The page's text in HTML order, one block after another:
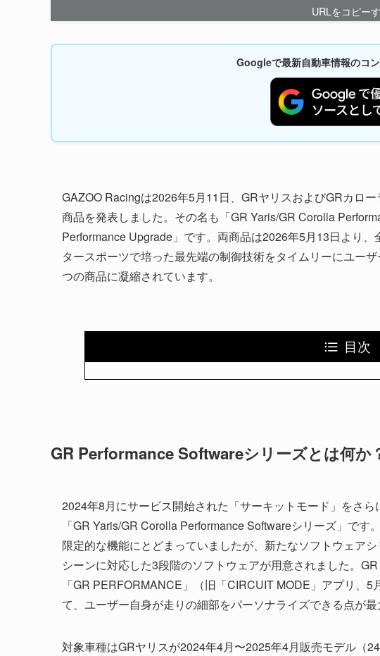
URLをコピー
Googleで最新自動車情報のコ
GAZOO Racingは2026年5月11日、GRヤリスおよびGRカロ
商品を発表しました。その名も「GR Yaris/GR Corolla
Performance Upgrade」です。両商品は2026年5月13日より
タースポーツで培った最先端の制御技術をタイムリーにユー
つの商品に凝縮されています。
目次
GR Performance Softwareシリーズとは何か
2024年8月にサービス開始された「サーキットモード」をさ
「GR Yaris/GR Corolla Performance Softwareシリーズ」で
限定的な機能にとどまっていましたが、新たなソフトウェア
シーンに対応した3段階のソフトウェアが用意されました。
「GR PERFORMANCE」（旧「CIRCUIT MODE」アプリ、
て、ユーザー自身が走りの細部をパーソナライズできる点が最
対象車種はGRヤリスが2024年4月〜2025年4月販売モデル（